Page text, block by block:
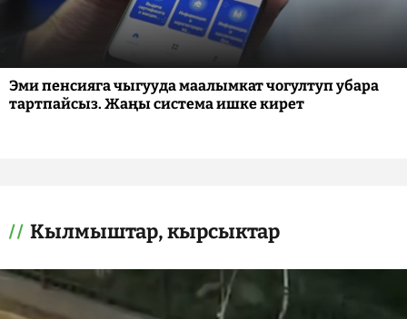
Эми пенсияга чыгууда маалымкат чогултуп убара
тартпайсыз. Жаңы система ишке кирет
Кылмыштар, кырсыктар